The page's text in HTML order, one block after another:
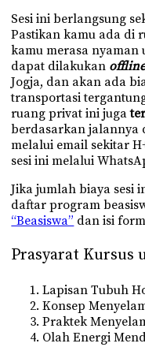
Sesi ini berlangsung
Pastikan kamu ada di
kamu merasa nyaman
dapat dilakukan
Jogja, dan akan ada
transportasi
ruang privat ini juga
berdasarkan jalannya
melalui email sekitar
sesi ini melalui
Jika jumlah biaya sesi
daftar program
“Beasiswa” dan isi
Prasyarat Kursus
Lapisan Tubuh
Konsep
Praktek
Olah Energi